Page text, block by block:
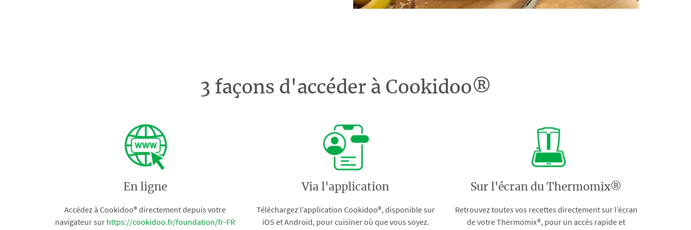
3 façons d'accéder à Cookidoo®
En ligne
Accédez à Cookidoo® directement depuis votre
navigateur sur https://cookidoo.fr/foundation/fr-FR
Via l'application
Téléchargez l’application Cookidoo®, disponible sur
iOS et Android, pour cuisiner où que vous soyez.
Sur l'écran du Thermomix®
Retrouvez toutes vos recettes directement sur l’écran
de votre Thermomix®, pour un accès rapide et